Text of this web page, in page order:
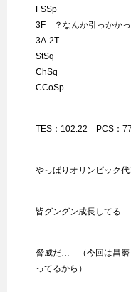
FSSp
3F ？なんか引っかかっ
3A-2T
StSq
ChSq
CCoSp
TES：102.22 PCS：
やっぱりオリンピック
皆グングン成長してる…
脅威だ… （今回は昌磨
ってるから）